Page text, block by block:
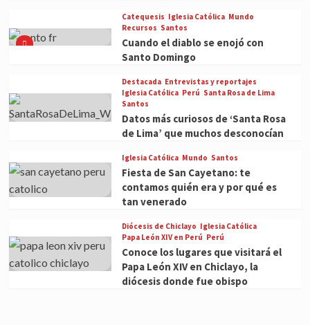
Catequesis Iglesia Católica Mundo
Recursos Santos
Cuando el diablo se enojó con
Santo Domingo
Destacada Entrevistas y reportajes
Iglesia Católica Perú Santa Rosa de Lima
Santos
Datos más curiosos de ‘Santa Rosa
de Lima’ que muchos desconocían
Iglesia Católica Mundo Santos
Fiesta de San Cayetano: te
contamos quién era y por qué es
tan venerado
Diócesis de Chiclayo Iglesia Católica
Papa León XIV en Perú Perú
Conoce los lugares que visitará el
Papa León XIV en Chiclayo, la
diócesis donde fue obispo